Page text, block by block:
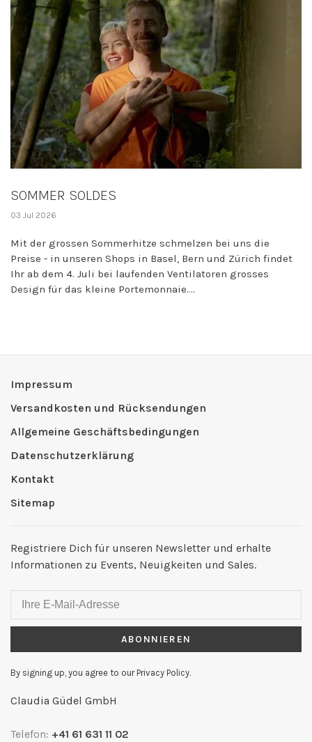
SOMMER SOLDES
03 Jul 2026
Mit der grossen Sommerhitze schmelzen bei uns die
Preise - in unseren Shops in Basel, Bern und Zürich findet
Ihr ab dem 4. Juli bei laufenden Ventilatoren grosses
Design für das kleine Portemonnaie....
Impressum
Versandkosten und Rücksendungen
Allgemeine Geschäftsbedingungen
Datenschutzerklärung
Kontakt
Sitemap
Registriere Dich für unseren Newsletter und erhalte
Informationen zu Events, Neuigkeiten und Sales.
ABONNIEREN
By signing up, you agree to our Privacy Policy.
Claudia Güdel GmbH
Telefon: +41 61 631 11 02